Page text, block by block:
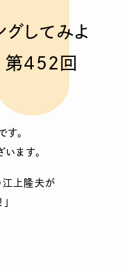
してみよ
第452回
す。
います。
江上隆夫が